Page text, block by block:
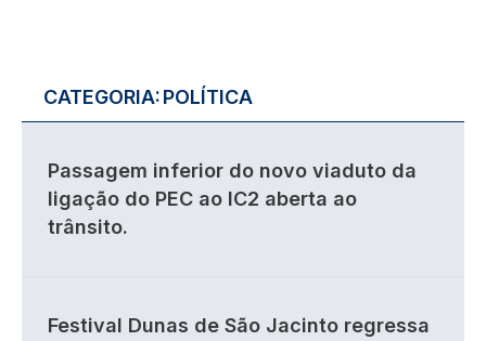
CATEGORIA:POLÍTICA
Passagem inferior do novo viaduto da
ligação do PEC ao IC2 aberta ao
trânsito.
Festival Dunas de São Jacinto regressa